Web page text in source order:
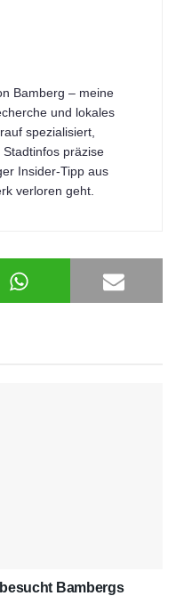
Bamberg – meine
und lokales
spezialisiert,
präzise
Insider-Tipp aus
verloren geht.
Bambergs